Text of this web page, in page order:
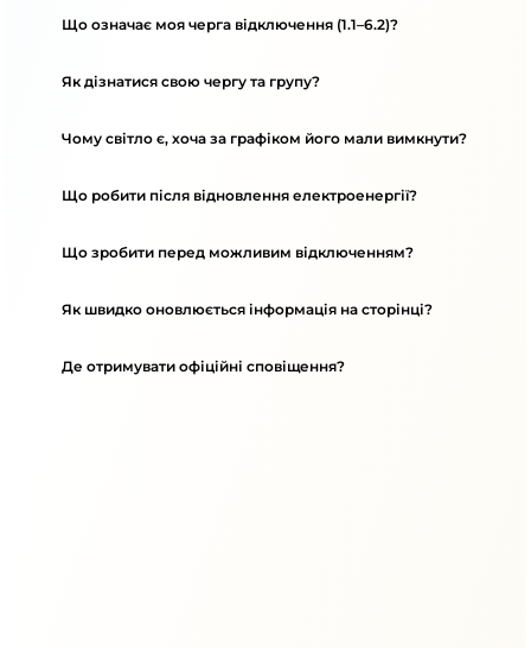
Що означає моя черга відключення (1.1–6.2)?
Як дізнатися свою чергу та групу?
Чому світло є, хоча за графіком його мали вимкнути?
Що робити після відновлення електроенергії?
Що зробити перед можливим відключенням?
Як швидко оновлюється інформація на сторінці?
Де отримувати офіційні сповіщення?